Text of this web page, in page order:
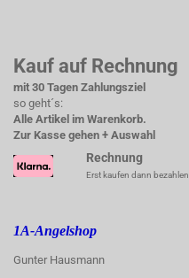
Kauf auf Rechnung
mit 30 Tagen Zahlungsziel
so geht´s:
Alle Artikel im Warenkorb.
Zur Kasse gehen + Auswahl
Rechnung
Erst kaufen dann bezahlen
1A-Angelshop
Gunter Hausmann